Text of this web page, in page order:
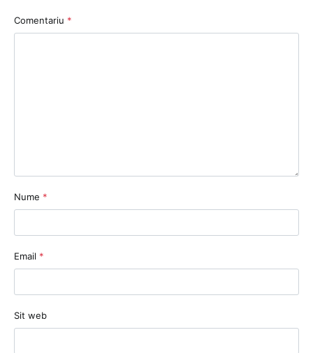
Comentariu *
Nume *
Email *
Sit web